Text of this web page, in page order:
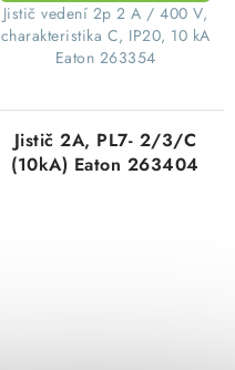
​Jistič vedení 2p 2 A / 400 V,
charakteristika C, IP20, 10 kA
Eaton 263354
Jistič 2A, PL7- 2/3/C
(10kA) Eaton 263404